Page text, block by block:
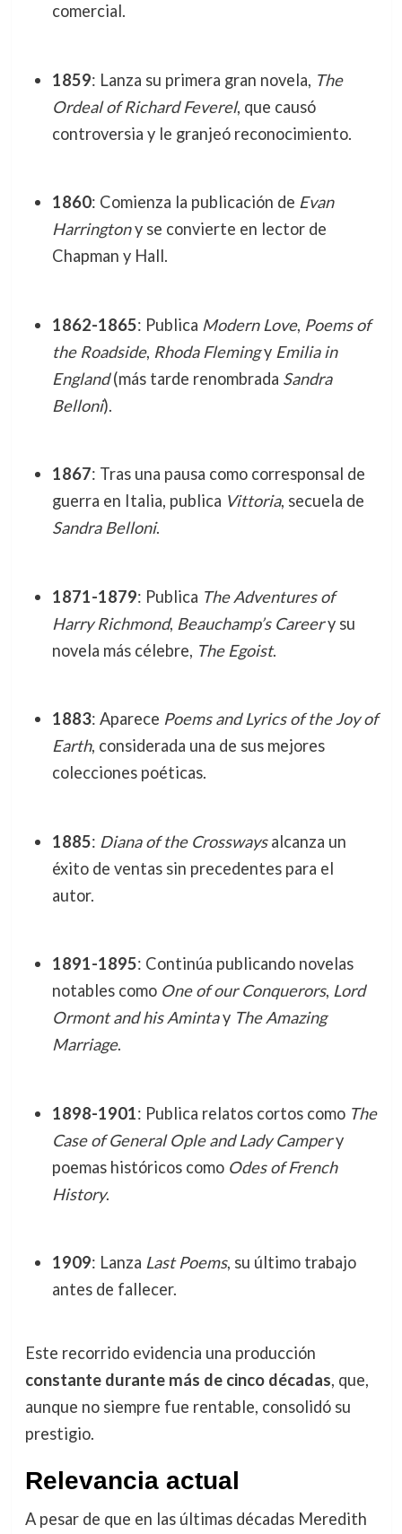
comercial.
1859: Lanza su primera gran novela, The
Ordeal of Richard Feverel, que causó
controversia y le granjeó reconocimiento.
1860: Comienza la publicación de Evan
Harringtony se convierte en lector de
Chapman y Hall.
1862-1865: Publica Modern Love, Poems of
the Roadside, Rhoda Flemingy Emilia in
England(más tarde renombrada Sandra
Belloni).
1867: Tras una pausa como corresponsal de
guerra en Italia, publica Vittoria, secuela de
Sandra Belloni.
1871-1879: Publica The Adventures of
Harry Richmond, Beauchamp’s Careery su
novela más célebre, The Egoist.
1883: Aparece Poems and Lyrics of the Joy of
Earth, considerada una de sus mejores
colecciones poéticas.
1885: Diana of the Crosswaysalcanza un
éxito de ventas sin precedentes para el
autor.
1891-1895: Continúa publicando novelas
notables como One of our Conquerors, Lord
Ormont and his Amintay The Amazing
Marriage.
1898-1901: Publica relatos cortos como The
Case of General Ople and Lady Campery
poemas históricos como Odes of French
History.
1909: Lanza Last Poems, su último trabajo
antes de fallecer.
Este recorrido evidencia una producción
constante durante más de cinco décadas, que,
aunque no siempre fue rentable, consolidó su
prestigio.
Relevancia actual
A pesar de que en las últimas décadas Meredith